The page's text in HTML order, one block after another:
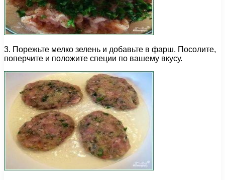
3. Порежьте мелко зелень и добавьте в фарш. Посолите,
поперчите и положите специи по вашему вкусу.